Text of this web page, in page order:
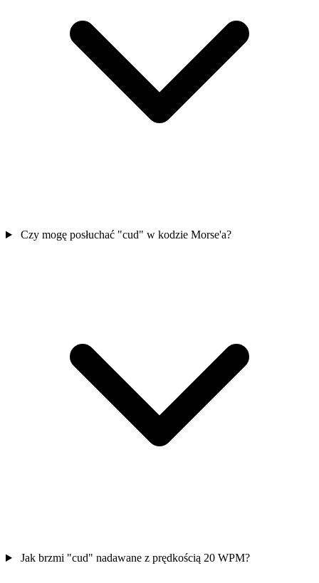
Czy mogę posłuchać "cud" w kodzie Morse'a?
Jak brzmi "cud" nadawane z prędkością 20 WPM?